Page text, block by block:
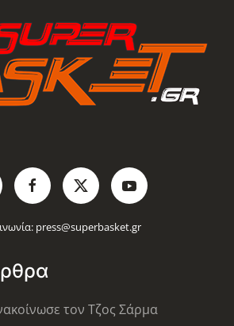
press@superbasket.gr
τον Τζος Σάρμα